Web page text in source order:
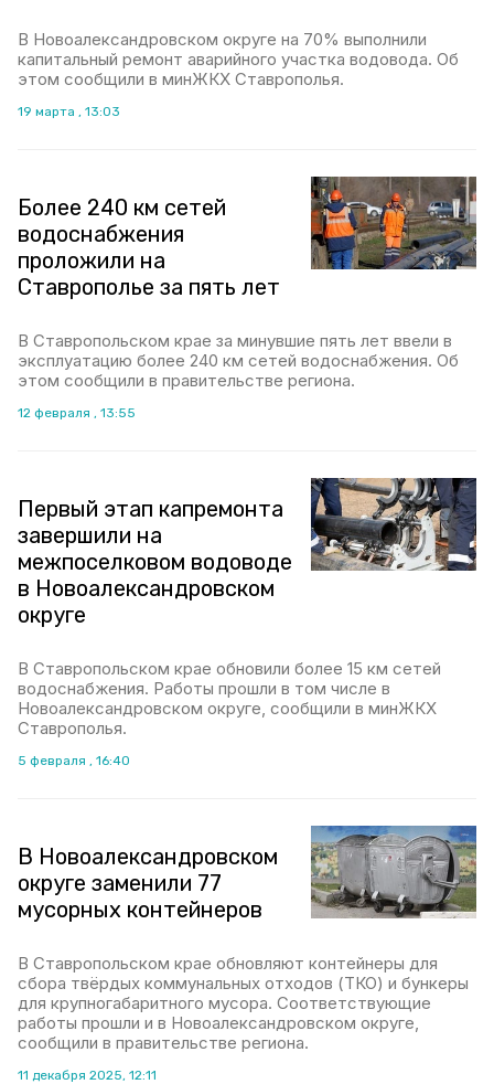
В Новоалександровском округе на 70% выполнили
капитальный ремонт аварийного участка водовода. Об
этом сообщили в минЖКХ Ставрополья.
19 марта , 13:03
Более 240 км сетей
водоснабжения
проложили на
Ставрополье за пять лет
В Ставропольском крае за минувшие пять лет ввели в
эксплуатацию более 240 км сетей водоснабжения. Об
этом сообщили в правительстве региона.
12 февраля , 13:55
Первый этап капремонта
завершили на
межпоселковом водоводе
в Новоалександровском
округе
В Ставропольском крае обновили более 15 км сетей
водоснабжения. Работы прошли в том числе в
Новоалександровском округе, сообщили в минЖКХ
Ставрополья.
5 февраля , 16:40
В Новоалександровском
округе заменили 77
мусорных контейнеров
В Ставропольском крае обновляют контейнеры для
сбора твёрдых коммунальных отходов (ТКО) и бункеры
для крупногабаритного мусора. Соответствующие
работы прошли и в Новоалександровском округе,
сообщили в правительстве региона.
11 декабря 2025, 12:11